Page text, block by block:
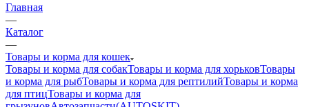
Главная
—
Каталог
—
Товары и корма для кошек
Товары и корма для собакТовары и корма для хорьковТовары
и корма для рыбТовары и корма для рептилийТовары и корма
для птицТовары и корма для